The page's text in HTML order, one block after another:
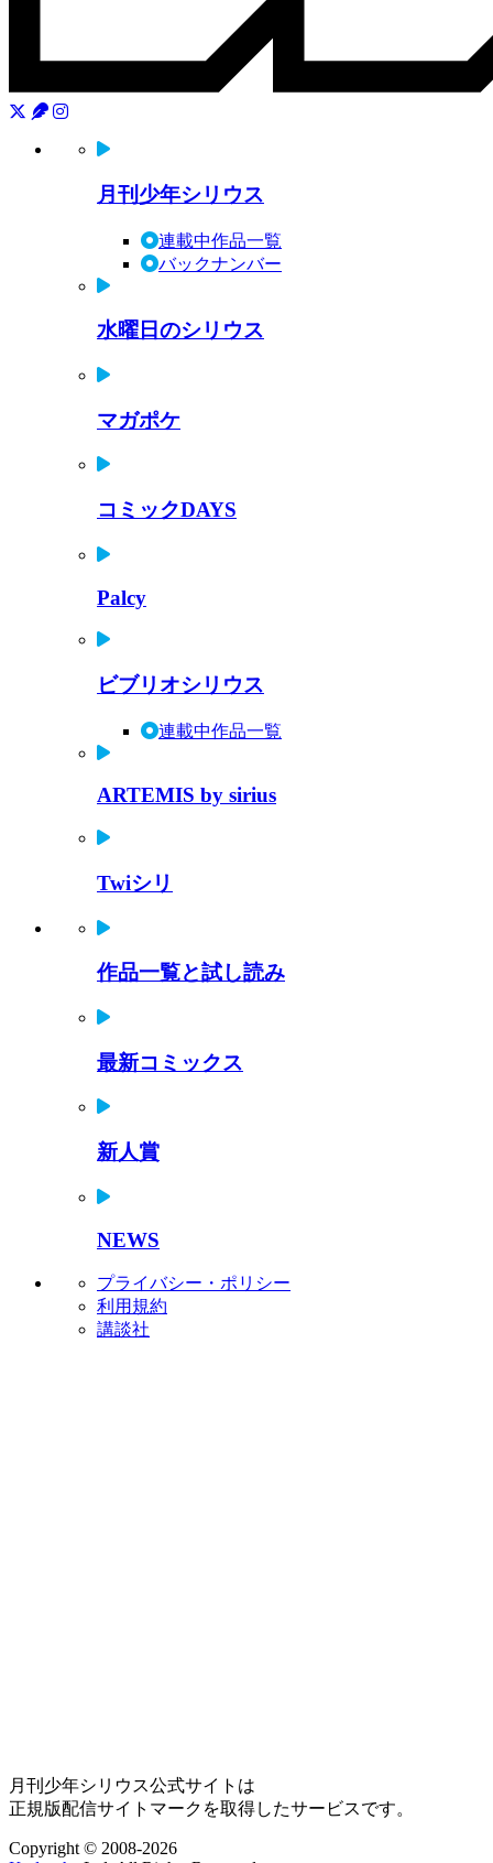
月刊少年シリウス
連載中作品一覧
バックナンバー
水曜日のシリウス
マガポケ
コミックDAYS
Palcy
ビブリオシリウス
連載中作品一覧
ARTEMIS by sirius
Twiシリ
作品一覧と試し読み
最新コミックス
新人賞
NEWS
プライバシー・ポリシー
利用規約
講談社
月刊少年シリウス公式サイトは
正規版配信サイトマークを取得したサービスです。
Copyright © 2008-2026